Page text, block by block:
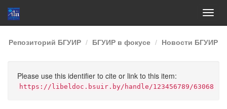
Skip
navigation
Репозиторий БГУИР БГУИР в фокусе Новости БГУИР
Please use this identifier to cite or link to this item:
https://libeldoc.bsuir.by/handle/123456789/63068